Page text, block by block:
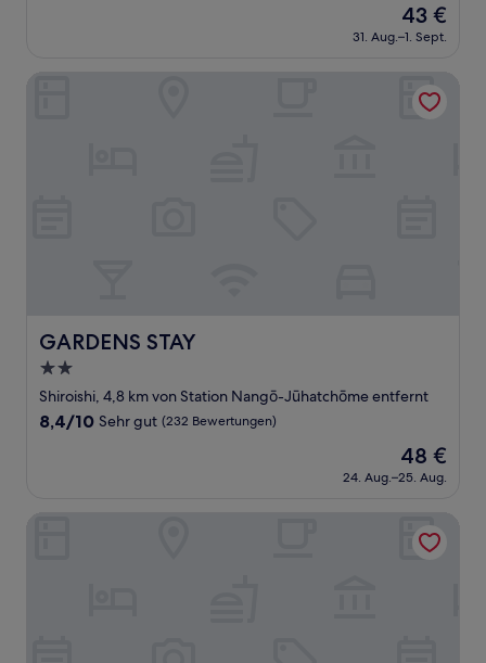
Bewertungen)
Der
Preis
beträgt
43 €
31. Aug.–1. Sept.
GARDENS STAY
GARDENS STAY
2.0-
Sterne-
Unterkunft
Shiroishi, 4,8 km von Station Nangō-Jūhatchōme entfernt
8.4
(232
8,4/10 Sehr gut (232 Bewertungen)
Der
Preis
beträgt
48 €
24. Aug.–25. Aug.